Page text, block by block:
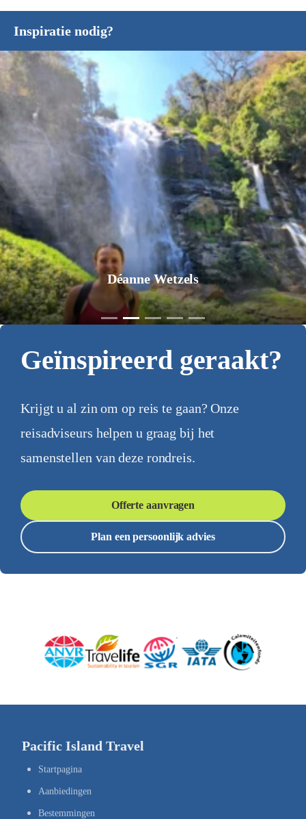
Inspiratie nodig?
Jurgen Pol
Geïnspireerd geraakt?
Krijgt u al zin om op reis te gaan? Onze
reisadviseurs helpen u graag bij het
samenstellen van deze rondreis.
Offerte aanvragen
Plan een persoonlijk advies
Pacific Island Travel
Startpagina
Aanbiedingen
Bestemmingen